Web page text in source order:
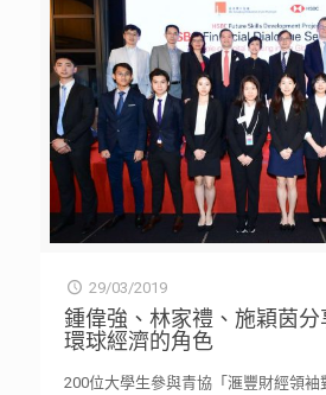
29/03/2019
鍾偉強、林家禮、施穎茵
環球經濟的角色
200位大學生參與青協「滙豐財經領袖